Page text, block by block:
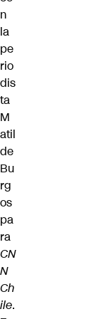
n
la
pe
rio
dis
ta
M
atil
de
Bu
rg
os
pa
ra
CN
N
Ch
ile.